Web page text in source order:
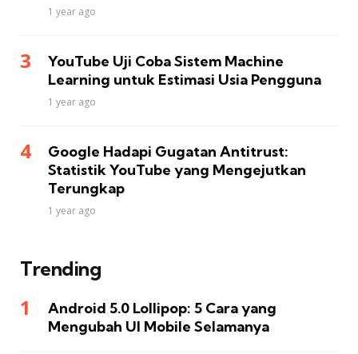
1 year ago
YouTube Uji Coba Sistem Machine
Learning untuk Estimasi Usia Pengguna
1 year ago
Google Hadapi Gugatan Antitrust:
Statistik YouTube yang Mengejutkan
Terungkap
1 year ago
Trending
Android 5.0 Lollipop: 5 Cara yang
Mengubah UI Mobile Selamanya